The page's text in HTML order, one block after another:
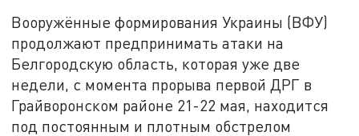
Вооружённые формирования Украины (ВФУ)
продолжают предпринимать атаки на
Белгородскую область, которая уже две
недели, с момента прорыва первой ДРГ в
Грайворонском районе 21-22 мая, находится
под постоянным и плотным обстрелом